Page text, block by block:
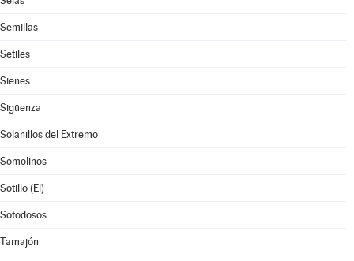
Semillas
Setiles
Sienes
Sigüenza
Solanillos del Extremo
Somolinos
Sotillo (El)
Sotodosos
Tamajón